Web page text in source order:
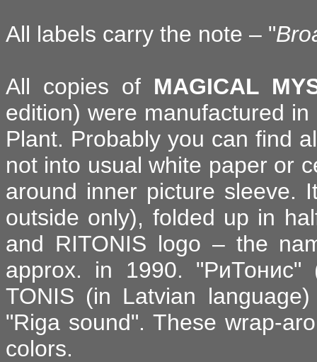
All labels carry the note – "
All copies of MAGICAL
edition) were manufactured
Plant. Probably you can find
not into usual white paper or
around inner picture sleeve.
outside only), folded up in
and RITONIS logo – the
approx. in 1990. "РиТонис"
TONIS (in Latvian
"Riga sound". These wrap-
colors.